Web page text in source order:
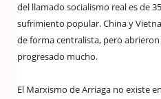
del llamado socialismo real es de
sufrimiento popular. China y
de forma centralista, pero
progresado mucho.
El Marxismo de Arriaga no existe